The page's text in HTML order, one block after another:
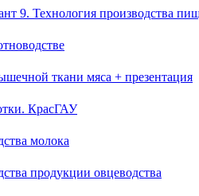
9. Технология производства
ткани мяса + презентация
КрасГАУ
молока
продукции овцеводства